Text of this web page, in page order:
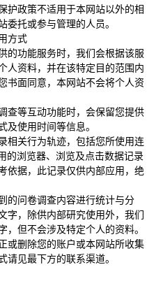
护政策不适用于本网站以外的相
委托或参与管理的人员。
方式
的功能服务时，我们会根据该服
人资料，并在该特定目的范围内
书面同意，本网站不会将个人资
查等互动功能时，会保留您提供
及使用时间等信息。
相关行为轨迹，包括您所使用连
的浏览器、浏览及点击数据记录
依据，此记录仅供内部应用，绝
的问卷调查内容进行统计与分
字，除供内部研究使用外，我们
但不会涉及特定个人的资料。
或删除您的账户或本网站所收集
请见最下方的联系渠道。